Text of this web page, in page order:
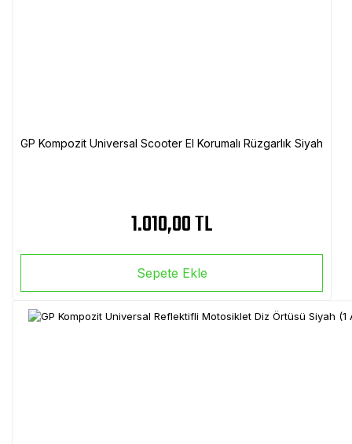
GP Kompozit Universal Scooter El Korumalı Rüzgarlık Siyah
1.010,00 TL
Sepete Ekle